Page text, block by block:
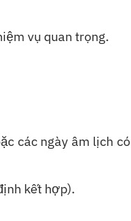
vụ quan trọng.
các ngày âm lịch có
kết hợp).